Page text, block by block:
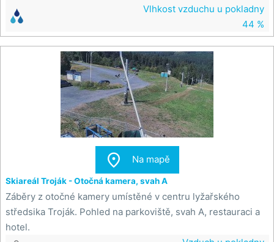
Vlhkost vzduchu u pokladny
44 %
 Na mapě
Skiareál Troják - Otočná kamera, svah A
Záběry z otočné kamery umístěné v centru lyžařského
středsika Troják. Pohled na parkoviště, svah A, restauraci a
hotel.